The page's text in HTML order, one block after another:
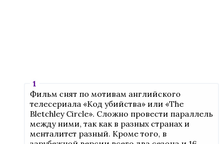
Фильм снят по мотивам английского
телесериала «Код убийства» или «The
Bletchley Circle». Сложно провести параллель
между ними, так как в разных странах и
менталитет разный. Кроме того, в